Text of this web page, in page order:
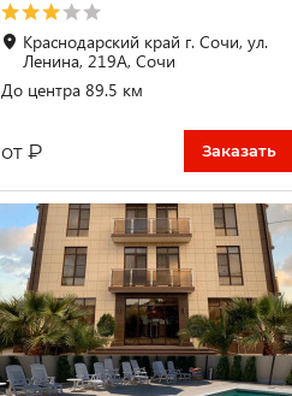
Краснодарский край г. Сочи, ул.
Ленина, 219А, Сочи
До центра 89.5 км
от₽ Заказать